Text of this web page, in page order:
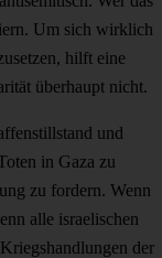
Um sich wirklich
hilft eine
überhaupt nicht.
und
in Gaza zu
zu fordern. Wenn
alle israelischen
der